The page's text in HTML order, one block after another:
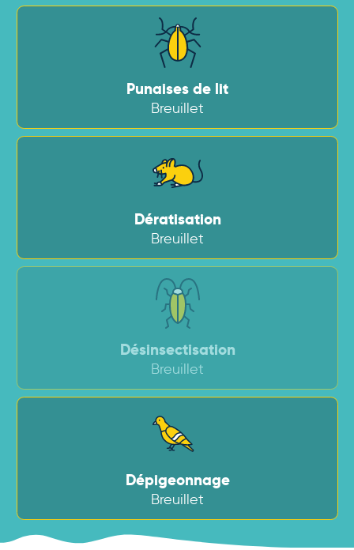
Punaises de lit
Breuillet
Dératisation
Breuillet
Désinsectisation
Breuillet
Dépigeonnage
Breuillet